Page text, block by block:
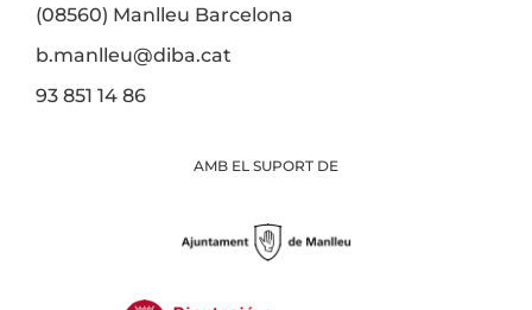
(08560) Manlleu Barcelona
b.manlleu@diba.cat
93 851 14 86
AMB EL SUPORT DE